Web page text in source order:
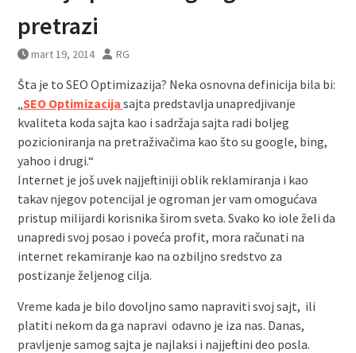
pretrazi
mart 19, 2014 RG
Šta je to SEO Optimizazija? Neka osnovna definicija bila bi:
„SEO Optimizacija sajta predstavlja unapredjivanje
kvaliteta koda sajta kao i sadržaja sajta radi boljeg
pozicioniranja na pretraživačima kao što su google, bing,
yahoo i drugi.“
Internet je još uvek najjeftiniji oblik reklamiranja i kao
takav njegov potencijal je ogroman jer vam omogućava
pristup milijardi korisnika širom sveta. Svako ko iole želi da
unapredi svoj posao i poveća profit, mora računati na
internet rekamiranje kao na ozbiljno sredstvo za
postizanje željenog cilja.
Vreme kada je bilo dovoljno samo napraviti svoj sajt, ili
platiti nekom da ga napravi odavno je iza nas. Danas,
pravljenje samog sajta je najlaksi i najjeftini deo posla.